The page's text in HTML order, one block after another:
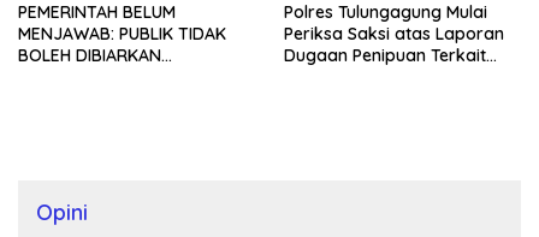
PEMERINTAH BELUM
MENJAWAB: PUBLIK TIDAK
BOLEH DIBIARKAN
Polres Tulungagung Mulai
Periksa Saksi atas Laporan
Dugaan Penipuan Terkait
Opini